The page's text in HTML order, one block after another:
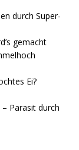
durch Super-
gemacht
Ei?
Parasit durch